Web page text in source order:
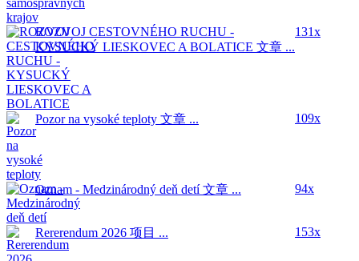
ROZVOJ CESTOVNÉHO RUCHU -
KYSUCKÝ LIESKOVEC A BOLATICE 文章 ...
131x
Pozor na vysoké teploty 文章 ... 109x
Oznam - Medzinárodný deň detí文章 ... 94x
Rererendum 2026 项目 ... 153x